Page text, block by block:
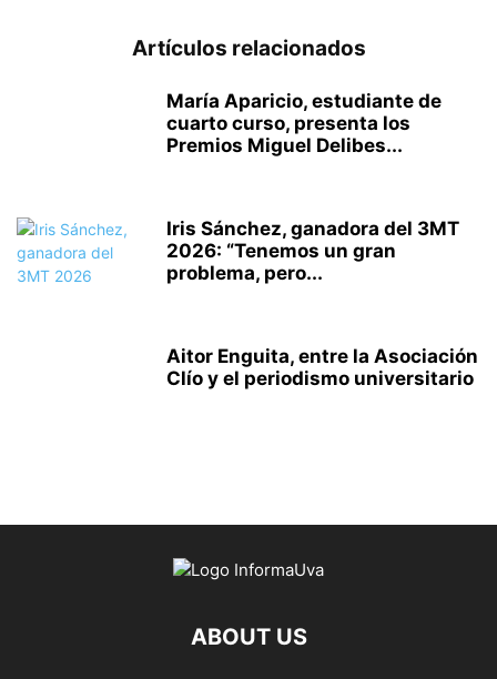
Artículos relacionados
María Aparicio, estudiante de
cuarto curso, presenta los
Premios Miguel Delibes...
Iris Sánchez, ganadora del 3MT
2026: “Tenemos un gran
problema, pero...
Aitor Enguita, entre la Asociación
Clío y el periodismo universitario
ABOUT US